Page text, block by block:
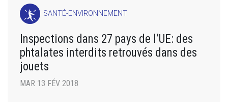
SANTÉ-ENVIRONNEMENT
Inspections dans 27 pays de l’UE: des
phtalates interdits retrouvés dans des
jouets
MAR 13 FÉV 2018